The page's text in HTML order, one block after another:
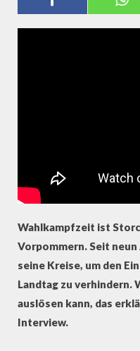
IST
Wahlkampfzeit ist
Vorpommern. Seit neun
seine Kreise, um den
Landtag zu verhindern.
auslösen kann, das
Interview.